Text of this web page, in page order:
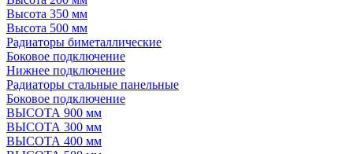
Высота 350 мм
Высота 500 мм
Радиаторы биметаллические
Боковое подключение
Нижнее подключение
Радиаторы стальные панельные
Боковое подключение
ВЫСОТА 900 мм
ВЫСОТА 300 мм
ВЫСОТА 400 мм